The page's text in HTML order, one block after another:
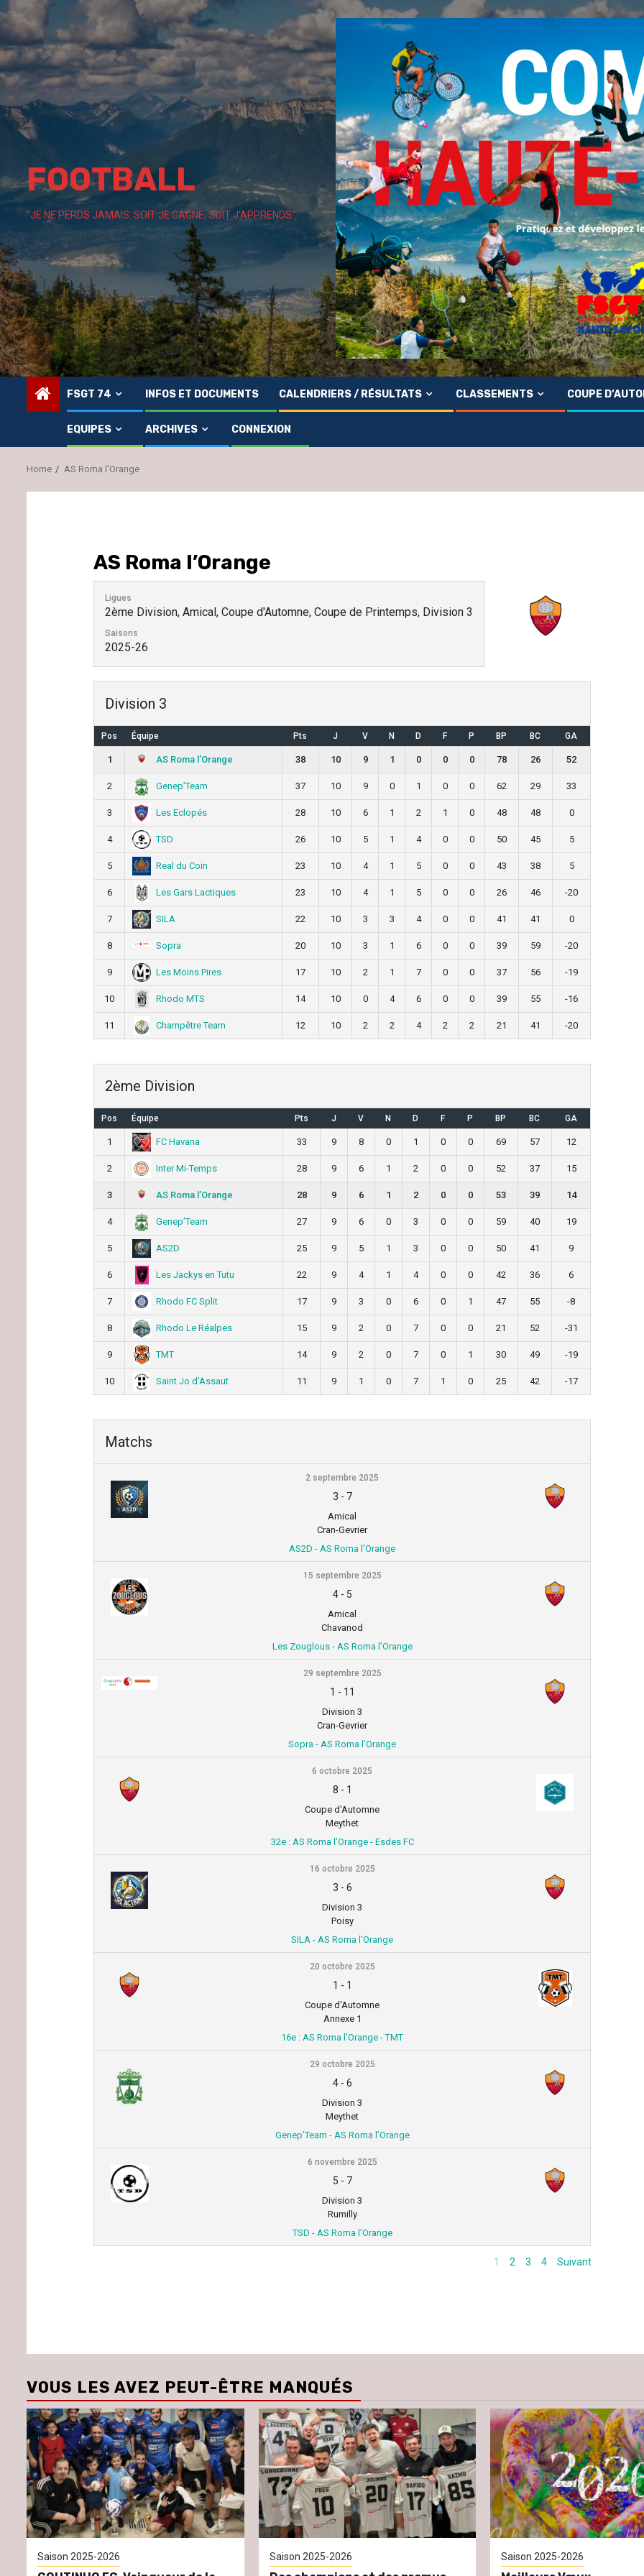
content
FOOTBALL
"JE NE PERDS JAMAIS. SOIT JE GAGNE, SOIT J'APPRENDS"
FSGT 74 INFOS ET DOCUMENTS CALENDRIERS / RÉSULTATS CLASSEMENTS COUPE
EQUIPES ARCHIVES CONNEXION
Home AS Roma l’Orange
AS Roma l’Orange
Ligues
2ème Division, Amical, Coupe d'Automne, Coupe de Printemps, Division 3
Saisons
2025-26
Division 3
Pos Équipe Pts J V N D F P BP BC GA
1 AS Roma l’Orange 38 10 9 1 0 0 0 78 26 52
2 Genep’Team 37 10 9 0 1 0 0 62 29 33
3 Les Eclopés 28 10 6 1 2 1 0 48 48 0
4 TSD 26 10 5 1 4 0 0 50 45 5
5 Real du Coin 23 10 4 1 5 0 0 43 38 5
6 Les Gars Lactiques 23 10 4 1 5 0 0 26 46 -20
7 SILA 22 10 3 3 4 0 0 41 41 0
8 Sopra 20 10 3 1 6 0 0 39 59 -20
9 Les Moins Pires 17 10 2 1 7 0 0 37 56 -19
10 Rhodo MTS 14 10 0 4 6 0 0 39 55 -16
11 Champêtre Team 12 10 2 2 4 2 2 21 41 -20
2ème Division
Pos Équipe Pts J V N D F P BP BC GA
1 FC Havana 33 9 8 0 1 0 0 69 57 12
2 Inter Mi-Temps 28 9 6 1 2 0 0 52 37 15
3 AS Roma l’Orange 28 9 6 1 2 0 0 53 39 14
4 Genep’Team 27 9 6 0 3 0 0 59 40 19
5 AS2D 25 9 5 1 3 0 0 50 41 9
6 Les Jackys en Tutu 22 9 4 1 4 0 0 42 36 6
7 Rhodo FC Split 17 9 3 0 6 0 1 47 55 -8
8 Rhodo Le Réalpes 15 9 2 0 7 0 0 21 52 -31
9 TMT 14 9 2 0 7 0 1 30 49 -19
10 Saint Jo d’Assaut 11 9 1 0 7 1 0 25 42 -17
Matchs
2 septembre 2025
3 - 7
Amical
Cran-Gevrier
AS2D - AS Roma l’Orange
15 septembre 2025
4- 5
Amical
Chavanod
Les Zouglous - AS Roma l’Orange
29 septembre 2025
1 - 11
Division 3
Cran-Gevrier
Sopra - AS Roma l’Orange
6 octobre 2025
8 - 1
Coupe d'Automne
Meythet
32e : AS Roma l’Orange - Esdes FC
16 octobre 2025
3 - 6
Division 3
Poisy
SILA - AS Roma l’Orange
20 octobre 2025
1 - 1
Coupe d'Automne
Annexe 1
16e : AS Roma l'Orange - TMT
29 octobre 2025
4- 6
Division 3
Meythet
Genep’Team - AS Roma l’Orange
6 novembre 2025
5 - 7
Division 3
Rumilly
TSD - AS Roma l’Orange
1 2 3 4 Suivant
VOUS LES AVEZ PEUT-ÊTRE MANQUÉS
Saison 2025-2026 Saison 2025-2026 Saison 2025-2026